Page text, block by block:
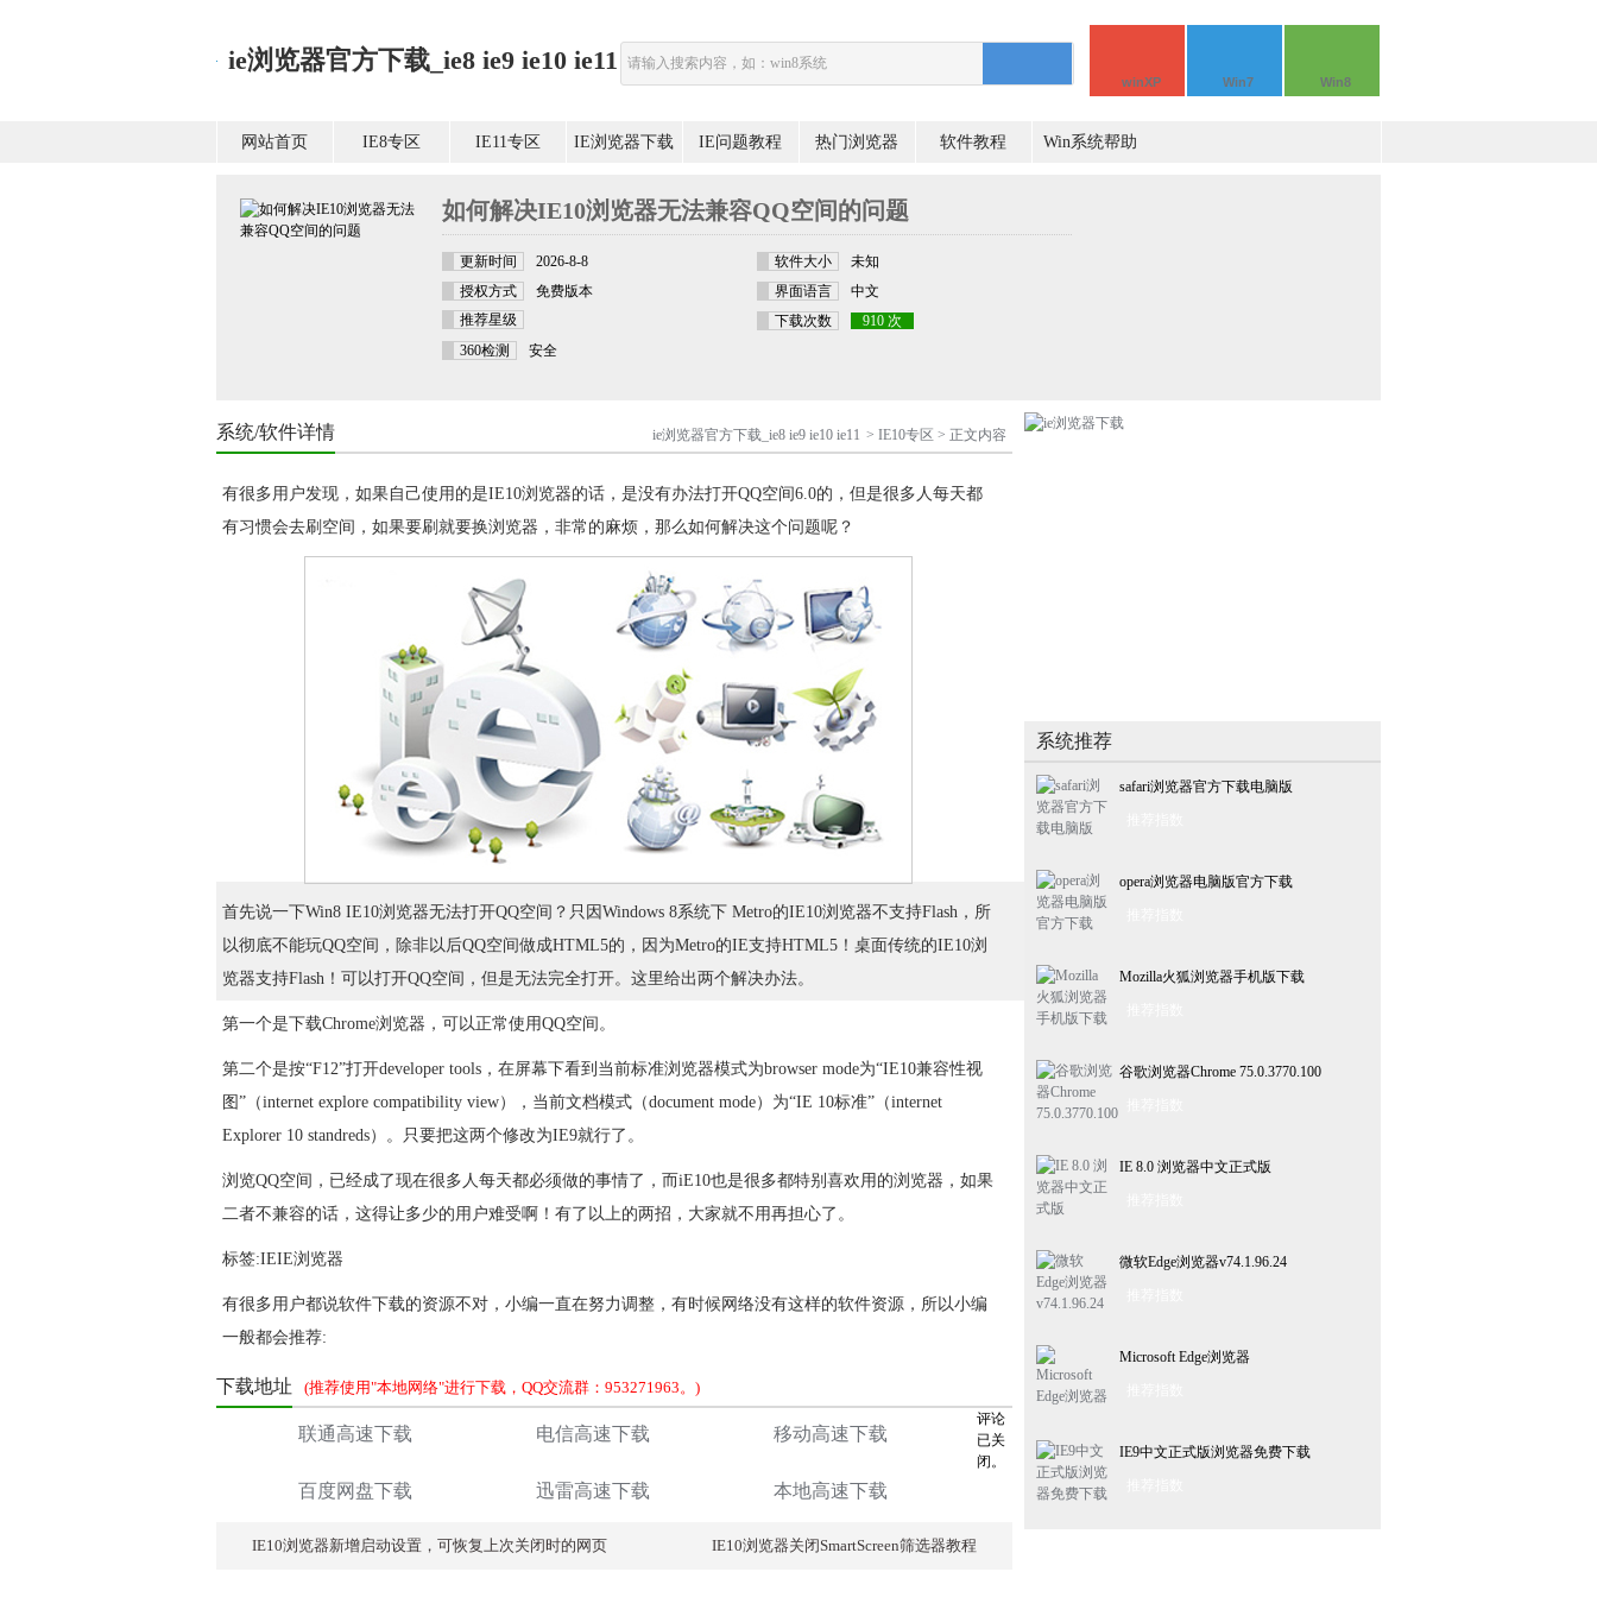
ie浏览器官方下载_ie8 ie9 ie10 ie11
winXP Win7 Win8
网站首页 IE8专区 IE11专区 IE浏览器下载 IE问题教程 热门浏览器 软件教程 Win系统帮助
如何解决IE10浏览器无法兼容QQ空间的问题
更新时间 2026-8-8 软件大小
未知
授权方式
免费版本 界面语言
中文
推荐星级
下载次数
910 次
360检测
安全
系统/软件详情 ie浏览器官方下载_ie8 ie9 ie10 ie11 > IE10专区 > 正文内容
有很多用户发现，如果自己使用的是IE10浏览器的话，是没有办法打开QQ空间6.0的，但是很多人每天都
有习惯会去刷空间，如果要刷就要换浏览器，非常的麻烦，那么如何解决这个问题呢？
首先说一下Win8 IE10浏览器无法打开QQ空间？只因Windows 8系统下 Metro的IE10浏览器不支持Flash，所
以彻底不能玩QQ空间，除非以后QQ空间做成HTML5的，因为Metro的IE支持HTML5！桌面传统的IE10浏
览器支持Flash！可以打开QQ空间，但是无法完全打开。这里给出两个解决办法。
第一个是下载Chrome浏览器，可以正常使用QQ空间。
第二个是按“F12”打开developer tools，在屏幕下看到当前标准浏览器模式为browser mode为“IE10兼容性视
图”（internet explore compatibility view），当前文档模式（document mode）为“IE 10标准”（internet
Explorer 10 standreds）。只要把这两个修改为IE9就行了。
浏览QQ空间，已经成了现在很多人每天都必须做的事情了，而iE10也是很多都特别喜欢用的浏览器，如果
二者不兼容的话，这得让多少的用户难受啊！有了以上的两招，大家就不用再担心了。
标签:IEIE浏览器
有很多用户都说软件下载的资源不对，小编一直在努力调整，有时候网络没有这样的软件资源，所以小编
一般都会推荐:
下载地址 (推荐使用"本地网络"进行下载，QQ交流群：953271963。)
联通高速下载 电信高速下载 移动高速下载
百度网盘下载 迅雷高速下载 本地高速下载
IE10浏览器新增启动设置，可恢复上次关闭时的网页 IE10浏览器关闭SmartScreen筛选器教程
评论
已关
闭。
系统推荐
safari浏览器官方下载电脑版
opera浏览器电脑版官方下载
Mozilla火狐浏览器手机版下载
谷歌浏览器Chrome 75.0.3770.100
IE 8.0 浏览器中文正式版
微软Edge浏览器v74.1.96.24
Microsoft Edge浏览器
IE9中文正式版浏览器免费下载